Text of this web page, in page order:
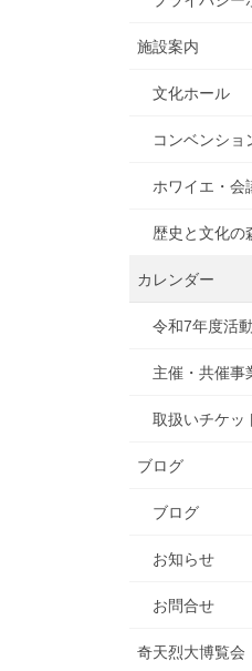
施設案内
文化ホール
コンベンショ
ホワイエ・会
歴史と文化の
カレンダー
令和7年度活
主催・共催事
取扱いチケッ
ブログ
ブログ
お知らせ
お問合せ
奇天烈大博覧会